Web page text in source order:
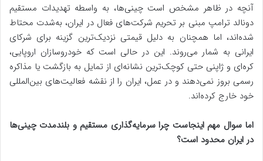
آنچه در ظاهر مشخص است چینی‌‌ها، به واسطه تهدیدات مستقیم
دونالد ترامپ مبنی بر تحریم شرکت‌های فعال در ایران، به‌شدت محتاط
شده‌‌اند، اما همچنان به دلیل قیمتی نزدیک‌‌ترین گزینه برای شرکای
ایرانی به شمار می‌‌روند. این در حالی است که خودروسازان اروپایی،
کره‌‌ای و ژاپنی حتی کوچک‌‌ترین نشانه‌‌ای از تمایل به بازگشت یا مذاکره
رسمی بروز نمی‌دهند و در عمل، ایران را از نقشه فعالیت‌‌های بین‌المللی
خود خارج کرده‌‌اند.
اما سوال مهم اینجاست چرا سرمایه‌گذاری مستقیم و بلندمدت چینی‌ها
در ایران محدود است؟